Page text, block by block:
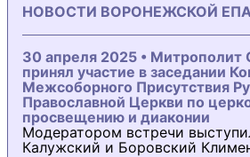
НОВОСТИ ВОРОНЕЖСКОЙ
30 апреля 2025 • Митрополит
принял участие в заседании
Межсоборного Присутствия
Православной Церкви по
просвещению и диаконии
Модератором встречи
Калужский и Боровский